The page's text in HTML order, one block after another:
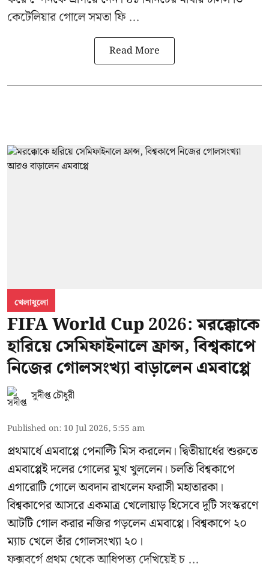
কেটেলিয়ার গোলে সমতা ফি ...
Read More
খেলাধুলো
FIFA World Cup 2026: মরক্কোকে
হারিয়ে সেমিফাইনালে ফ্রান্স, বিশ্বকাপে
নিজের গোলসংখ্যা বাড়ালেন এমবাপ্পে
সুদীপ্ত চৌধুরী
Published on: 10 Jul 2026, 5:55 am
প্রথমার্ধে এমবাপ্পে পেনাল্টি মিস করলেন। দ্বিতীয়ার্ধের শুরুতে
এমবাপ্পেই দলের গোলের মুখ খুললেন। চলতি বিশ্বকাপে
এগারোটি গোলে অবদান রাখলেন ফরাসী মহাতারকা।
বিশ্বকাপের আসরে একমাত্র খেলোয়াড় হিসেবে দুটি সংস্করণে
আটটি গোল করারনজির গড়লেন এমবাপ্পে। বিশ্বকাপে ২০
ম্যাচ খেলে তাঁর গোলসংখ্যা ২০।
ফক্সবর্গে প্রথম থেকে আধিপত্য দেখিয়েই চ ...